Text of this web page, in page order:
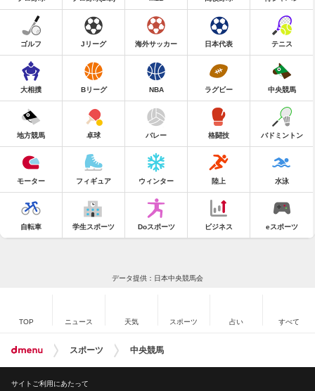
ゴルフ Jリーグ 海外サッカー 日本代表 テニス
大相撲 Bリーグ NBA ラグビー 中央競馬
地方競馬 卓球 バレー 格闘技 バドミントン
モーター フィギュア ウィンター 陸上 水泳
自転車 学生スポーツ Doスポーツ ビジネス eスポーツ
データ提供：日本中央競馬会
TOP ニュース 天気 スポーツ 占い すべて
スポーツ 中央競馬
サイトご利用にあたって